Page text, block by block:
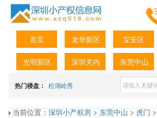
首页 龙华新区 宝安区
光明新区 深圳关内 东莞中山
热门楼盘： 松湖岭秀
当前位置：深圳小产权房>东莞中山>虎门>